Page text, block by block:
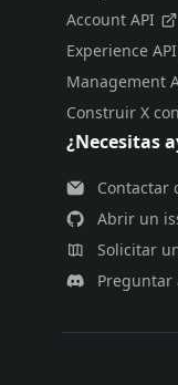
Account API
Experience API
Management
Construir X
¿Necesitas
Contactar
Abrir un
Solicitar
Preguntar